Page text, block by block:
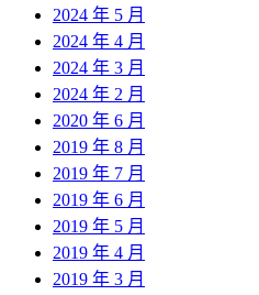
2024 年 5 月
2024 年 4 月
2024 年 3 月
2024 年 2 月
2020 年 6 月
2019 年 8 月
2019 年 7 月
2019 年 6 月
2019 年 5 月
2019 年 4 月
2019 年 3 月